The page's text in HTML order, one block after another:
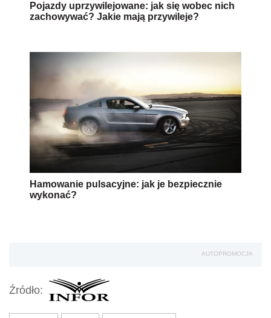
Pojazdy uprzywilejowane: jak się wobec nich
zachowywać? Jakie mają przywileje?
Hamowanie pulsacyjne: jak je bezpiecznie
wykonać?
AUTOPROMOCJA
Źródło: